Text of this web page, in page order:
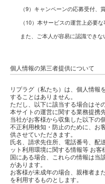
（9）キャンペーンの応募受付、
（10）本サービスの運営上必要
また、ご本人が容易に認識できな
個人情報の第三者提供について
リプラグ（私たち）は、個人情報
することはありません。
ただし、以下に該当する場合はそ
本サイトの運営に関する業務提携
当社がお客様から収集した以下の
不正利用検知・防止のために、お
供させていただきます。
氏名、請求先住所、電話番号、配
ット利用環境に関する情報等 お
国にある場合、これらの情報は当
があります。
お客様が未成年の場合、親権者ま
を利用するものとします。